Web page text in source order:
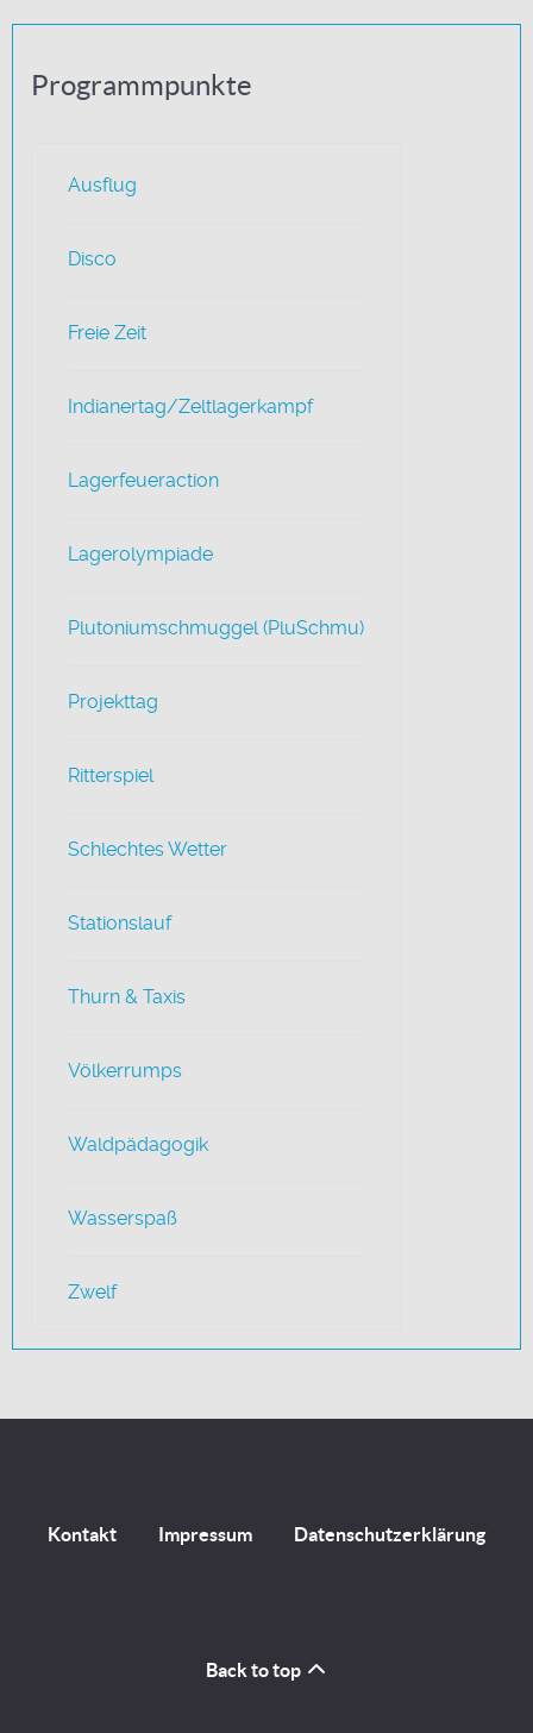
Programmpunkte
Ausflug
Disco
Freie Zeit
Indianertag/Zeltlagerkampf
Lagerfeueraction
Lagerolympiade
Plutoniumschmuggel (PluSchmu)
Projekttag
Ritterspiel
Schlechtes Wetter
Stationslauf
Thurn & Taxis
Völkerrumps
Waldpädagogik
Wasserspaß
Zwelf
Kontakt Impressum Datenschutzerklärung
Back to top